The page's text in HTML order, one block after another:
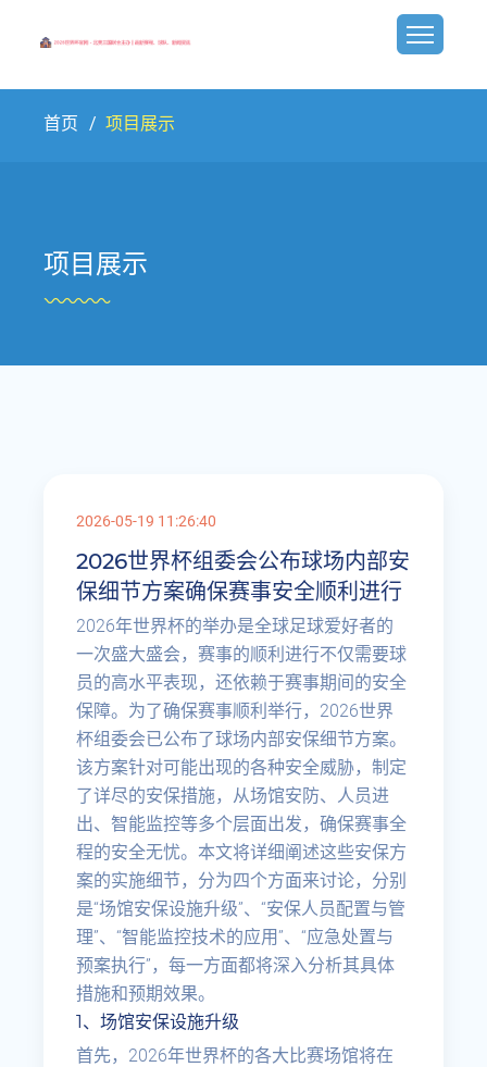
首页 项目展示
项目展示
2026-05-19 11:26:40
2026世界杯组委会公布球场内部安
保细节方案确保赛事安全顺利进行
2026年世界杯的举办是全球足球爱好者的
一次盛大盛会，赛事的顺利进行不仅需要球
员的高水平表现，还依赖于赛事期间的安全
保障。为了确保赛事顺利举行，2026世界
杯组委会已公布了球场内部安保细节方案。
该方案针对可能出现的各种安全威胁，制定
了详尽的安保措施，从场馆安防、人员进
出、智能监控等多个层面出发，确保赛事全
程的安全无忧。本文将详细阐述这些安保方
案的实施细节，分为四个方面来讨论，分别
是“场馆安保设施升级”、“安保人员配置与管
理”、“智能监控技术的应用”、“应急处置与
预案执行”，每一方面都将深入分析其具体
措施和预期效果。
1、场馆安保设施升级
首先，2026年世界杯的各大比赛场馆将在